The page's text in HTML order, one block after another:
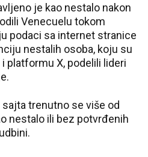
je kao nestalo nakon
Venecuelu tokom
podaci sa internet stranice
nestalih osoba, koju su
platformu X, podelili lideri
trenutno se više od
nestalo ili bez potvrđenih